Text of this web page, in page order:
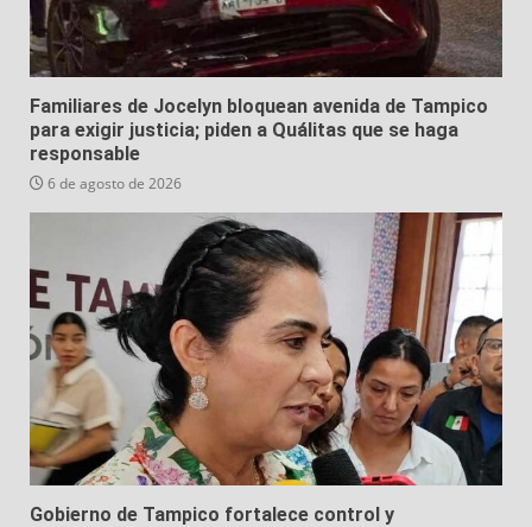
Familiares de Jocelyn bloquean avenida de Tampico
para exigir justicia; piden a Quálitas que se haga
responsable
6 de agosto de 2026
Gobierno de Tampico fortalece control y